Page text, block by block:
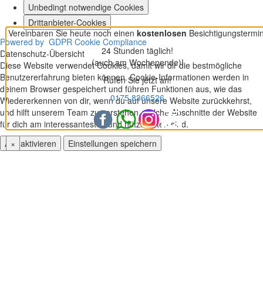
Vereinbaren Sie heute noch einen kostenlosen
24 Stunden täglich!
(auch am Wochenende)!
Rufen Sie jetzt an!
0175 8366526
×
Unbedingt notwendige Cookies
Drittanbieter-Cookies
Powered by GDPR Cookie Compliance
Datenschutz-Übersicht
Diese Website verwendet Cookies, damit wir dir die bestmögliche
Benutzererfahrung bieten können. Cookie-Informationen werden in
deinem Browser gespeichert und führen Funktionen aus, wie das
Wiedererkennen von dir, wenn du auf unsere Website zurückkehrst,
und hilft unserem Team zu verstehen, welche Abschnitte der Website
für dich am interessantesten und nützlichsten sind.
Alle aktivieren
Einstellungen speichern